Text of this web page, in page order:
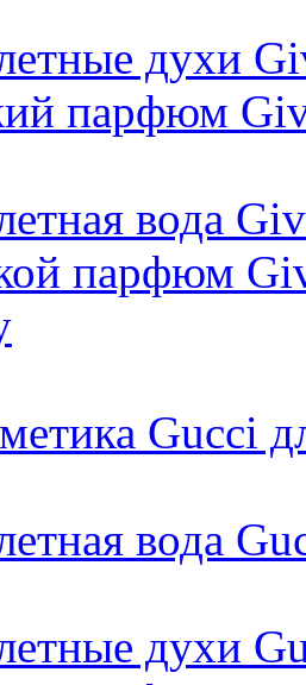
духи
парфюм
вода
парфюм
Gucci
вода
духи